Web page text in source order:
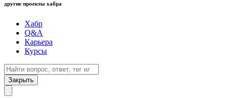
другие проекты хабра
Хабр
Q&A
Карьера
Курсы
Закрыть